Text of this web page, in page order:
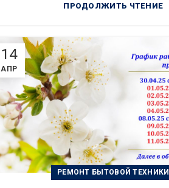
ПРОДОЛЖИТЬ ЧТЕНИЕ
14
АПР
РЕМОНТ БЫТОВОЙ ТЕХНИКИ